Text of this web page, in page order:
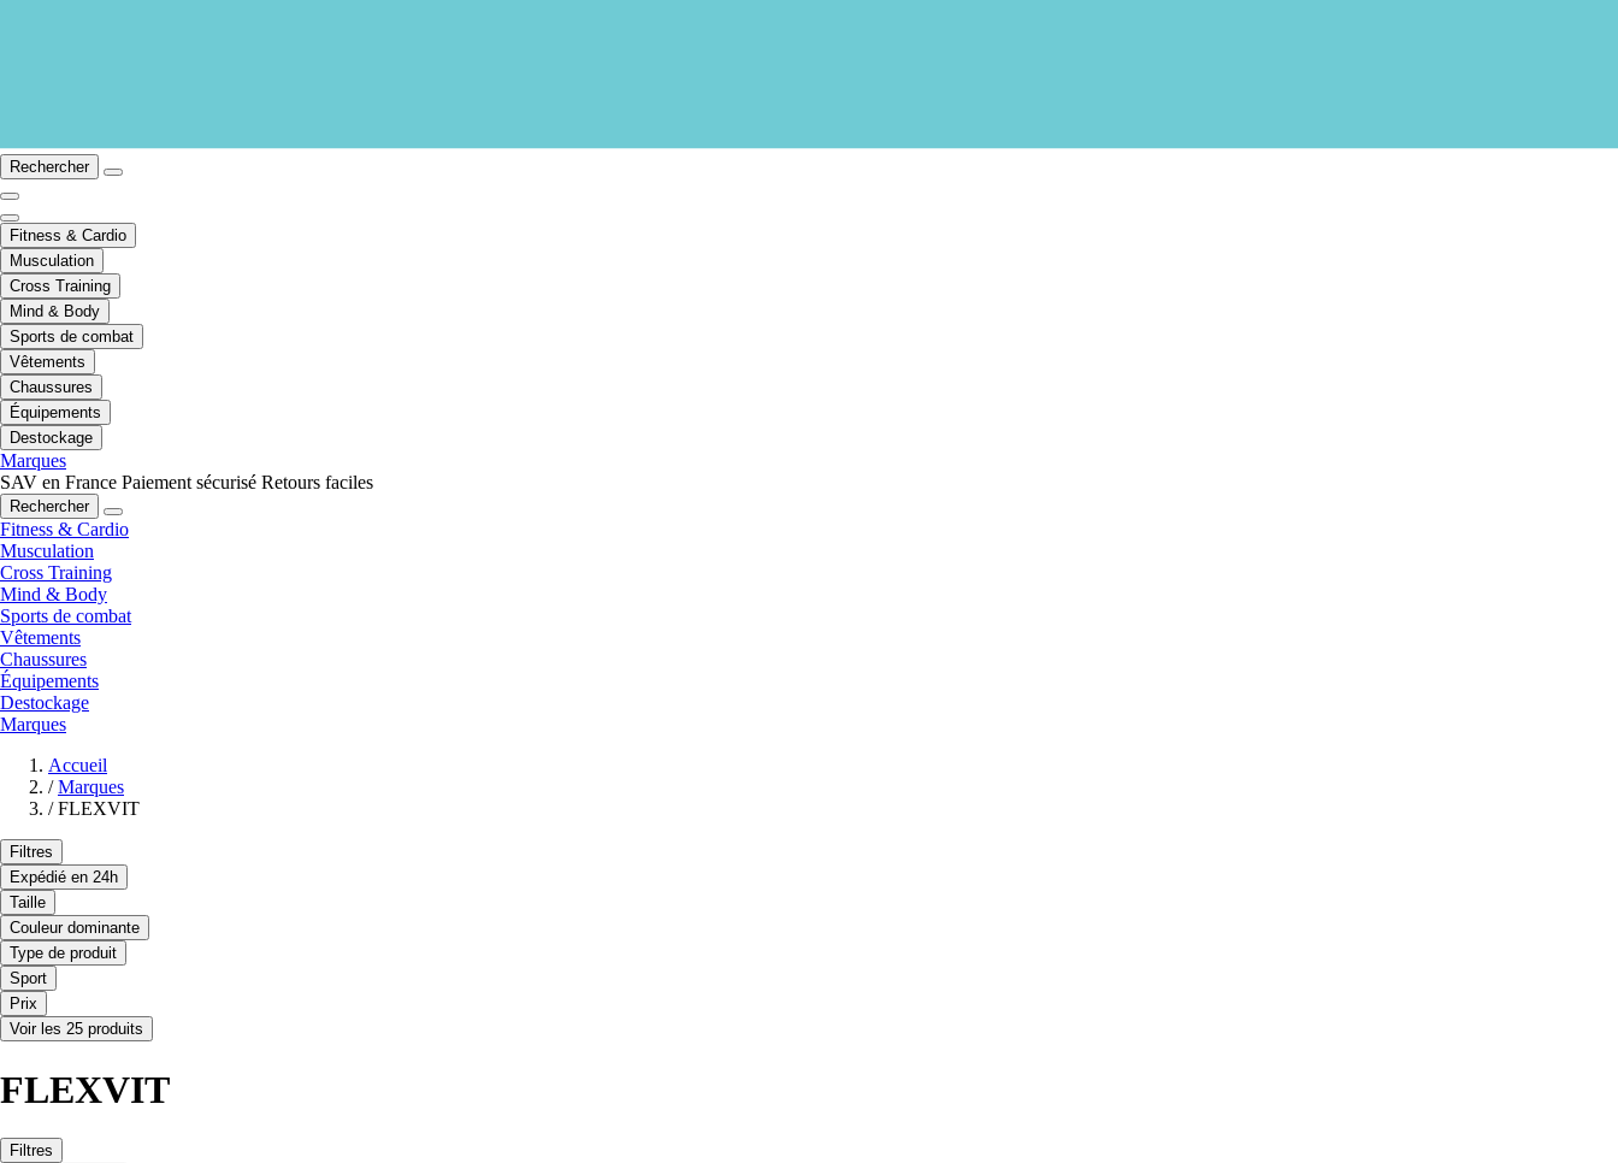
Rechercher
Fitness & Cardio
Musculation
Cross Training
Mind & Body
Sports de combat
Vêtements
Chaussures
Équipements
Destockage
Marques
SAV en France Paiement sécurisé Retours faciles
Rechercher
Fitness & Cardio
Musculation
Cross Training
Mind & Body
Sports de combat
Vêtements
Chaussures
Équipements
Destockage
Marques
Accueil
/ Marques
/ FLEXVIT
Filtres
Expédié en 24h
Taille
Couleur dominante
Type de produit
Sport
Prix
Voir les 25 produits
FLEXVIT
Filtres